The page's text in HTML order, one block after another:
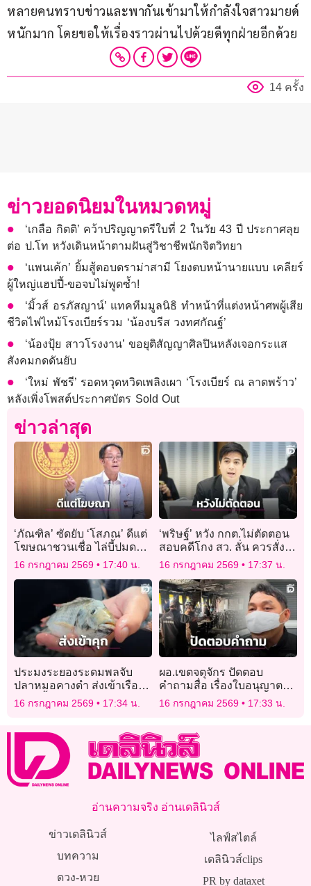
หลายคนทราบข่าวและพากันเข้ามาให้กำลังใจสาวมายด์
หนักมาก โดยขอให้เรื่องราวผ่านไปด้วยดีทุกฝ่ายอีกด้วย
14 ครั้ง
ข่าวยอดนิยมในหมวดหมู่
‘เกลือ กิตติ’ คว้าปริญญาตรีใบที่ 2 ในวัย 43 ปี ประกาศลุย
ต่อ ป.โท หวังเดินหน้าตามฝันสู่วิชาชีพนักจิตวิทยา
‘แพนเค้ก’ ยิ้มสู้ตอบดราม่าสามี โยงตบหน้านายแบบ เคลียร์
ผู้ใหญ่แฮปปี้-ขอจบไม่พูดซ้ำ!
‘มิ้วส์ อรภัสญาน์’ แทคทีมมูลนิธิ ทำหน้าที่แต่งหน้าศพผู้เสีย
ชีวิตไฟไหม้โรงเบียร์รวม ‘น้องบรีส วงทศกัณฐ์’
‘น้องปุ้ย สาวโรงงาน’ ขอยุติสัญญาศิลปินหลังเจอกระแส
สังคมกดดันยับ
‘ใหม่ พัชรี’ รอดหวุดหวิดเพลิงเผา ‘โรงเบียร์ ณ ลาดพร้าว’
หลังเพิ่งโพสต์ประกาศบัตร Sold Out
ข่าวล่าสุด
‘ภัณฑิล’ ซัดยับ ‘โสภณ’ ดีแต่
โฆษณาชวนเชื่อ ไล่บี้ปมดอง
คำร้องสอย ป.ป.ช. คดีซุกหุ้น
‘ศักดิ์สยาม’ ลั่นคนเขาเกลียด
กันทั้งสภา!
16 กรกฎาคม 2569 17:40 น.
‘พริษฐ์’ หวัง กกต.ไม่ตัดตอน
สอบคดีโกง สว. ลั่น ควรสั่ง
ฟ้องทุกคน-เครือข่ายนักการ
เมืองที่อยู่เบื้องหลัง
16 กรกฎาคม 2569 17:37 น.
ประมงระยองระดมพลจับ
ปลาหมอคางดำ ส่งเข้าเรือน
จำทำน้ำปลา สร้างอาชีพผู้
ต้องขัง
16 กรกฎาคม 2569 17:34 น.
ผอ.เขตจตุจักร ปัดตอบ
คำถามสื่อ เรื่องใบอนุญาต
‘โรงเบียร์ ณ ลาดพร้าว’
16 กรกฎาคม 2569 17:33 น.
อ่านความจริง อ่านเดลินิวส์
ข่าวเดลินิวส์
บทความ
ดวง-หวย
ไลฟ์สไตล์
เดลินิวส์clips
PR by dataxet